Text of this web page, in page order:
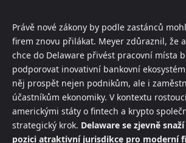
Právě nové zákony by podle zastánců
firem znovu přilákat. Meyer zdůraznil, že
chce do Delaware přivést pracovní místa
podporovat inovativní bankovní
něj prospět nejen podnikům, ale i
účastníkům ekonomiky. V kontextu
americkými státy o fintech a krypto
strategický krok. Delaware se zjevně
pozici atraktivní jurisdikce pro moderní